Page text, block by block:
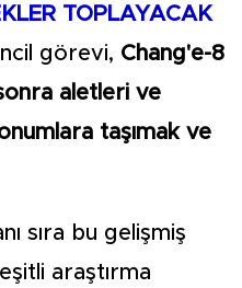
TOPLAYACAK
görevi, Chang'e-8
aletleri ve
taşımak ve
sıra bu gelişmiş
araştırma